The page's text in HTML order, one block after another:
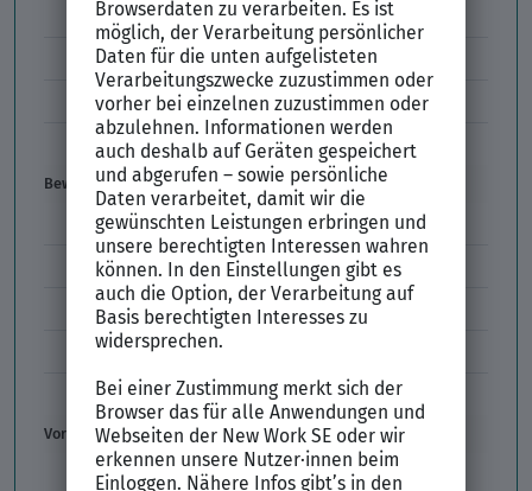
Codes im Arbeitszeugnis
Kündigung
Einstiegsgehalt
Gehaltswunsch
Bewerbung
E-Mail-Bewerbung
Anlagen und Zeugnisse
Initiativbewerbung
Interne Bewerbung
Empfehlungsschreiben
Vorstellungsgespräch
Vorstellungsgespräch Fragen